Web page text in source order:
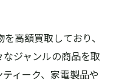
高額買取しており、
ジャンルの商品を取
ィーク、家電製品や